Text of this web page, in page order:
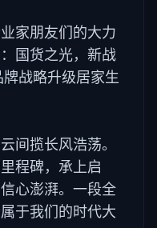
家朋友们的大力
国货之光，新战
战略升级居家生
间揽长风浩荡。
程碑，承上启
心澎湃。一段全
于我们的时代大